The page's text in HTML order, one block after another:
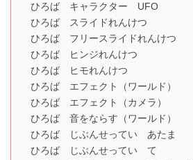
ひろば キャラクター UFO
ひろば スライドれんけつ
ひろば フリースライドれんけつ
ひろば ヒンジれんけつ
ひろば ヒモれんけつ
ひろば エフェクト（ワールド）
ひろば エフェクト（カメラ）
ひろば 音をならす（ワールド）
ひろば じぶんせってい あたま
ひろば じぶんせってい て